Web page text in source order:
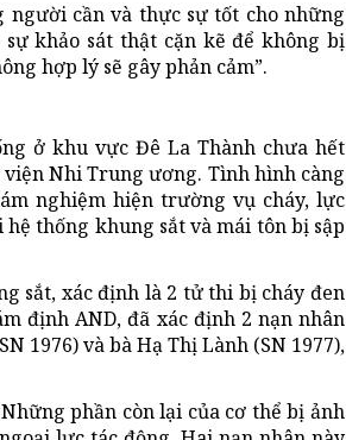
cần và thực sự tốt cho những
khảo sát thật cặn kẽ để không bị
hợp lý sẽ gây phản cảm”.
ở khu vực Đê La Thành chưa hết
Nhi Trung ương. Tình hình càng
nghiệm hiện trường vụ cháy, lực
thống khung sắt và mái tôn bị sập
sắt, xác định là 2 tử thi bị cháy đen
định AND, đã xác định 2 nạn nhân
1976) và bà Hạ Thị Lành (SN 1977),
phần còn lại của cơ thể bị ảnh